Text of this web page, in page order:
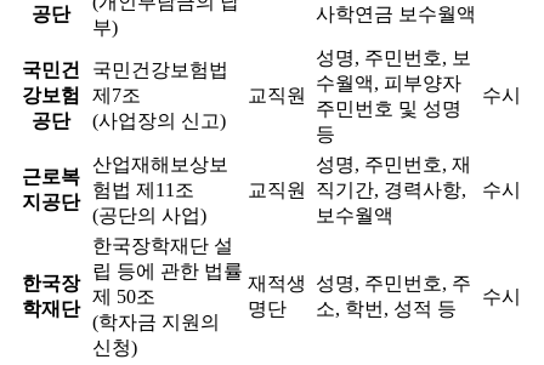
공단
부)
사학연금 보수월액
국민건
강보험
공단
국민건강보험법
제7조
(사업장의 신고)
교직원
성명, 주민번호, 보
수월액, 피부양자
주민번호 및 성명
등
수시
근로복
지공단
산업재해보상보
험법 제11조
(공단의 사업)
교직원
성명, 주민번호, 재
직기간, 경력사항,
보수월액
수시
한국장
학재단
한국장학재단 설
립 등에 관한 법률
제 50조
(학자금 지원의
신청)
재적생
명단
성명, 주민번호, 주
소, 학번, 성적 등
수시